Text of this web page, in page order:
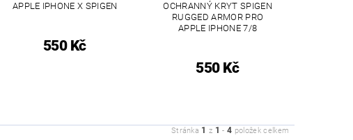
APPLE IPHONE X SPIGEN
550 Kč
OCHRANNÝ KRYT SPIGEN
RUGGED ARMOR PRO
APPLE IPHONE 7/8
550 Kč
Stránka 1 z 1 -4 položek celkem